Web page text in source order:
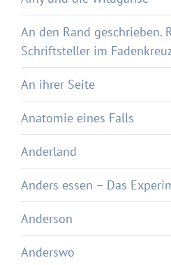
An den Rand geschrieben.
Schriftsteller im
An ihrer Seite
Anatomie eines Falls
Anderland
Anders essen – Das
Anderson
Anderswo